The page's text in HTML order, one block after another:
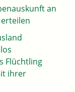
an
Flüchtling
ihrer